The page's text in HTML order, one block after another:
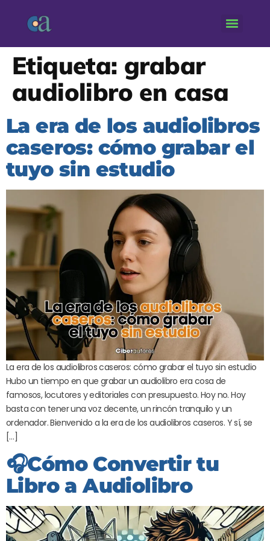
Etiqueta: grabar
audiolibro en casa
La era de los audiolibros
caseros: cómo grabar el
tuyo sin estudio
La era de los audiolibros caseros: cómo grabar el tuyo sin estudio
Hubo un tiempo en que grabar un audiolibro era cosa de
famosos, locutores y editoriales con presupuesto. Hoy no. Hoy
basta con tener una voz decente, un rincón tranquilo y un
ordenador. Bienvenido a la era de los audiolibros caseros. Y sí, se
[…]
🎧Cómo Convertir tu
Libro a Audiolibro